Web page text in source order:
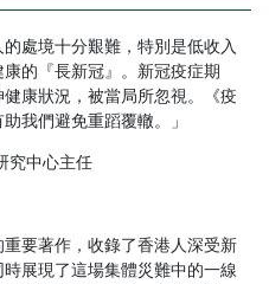
處境十分艱難，特別是低收入
的『長新冠』。新冠疫症期
康狀況，被當局所忽視。《疫
我們避免重蹈覆轍。」
究中心主任
重要著作，收錄了香港人深受新
展現了這場集體災難中的一線